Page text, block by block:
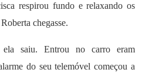
respirou fundo e relaxando os
chegasse.
ela saiu. Entrou no carro eram
do seu telemóvel começou a